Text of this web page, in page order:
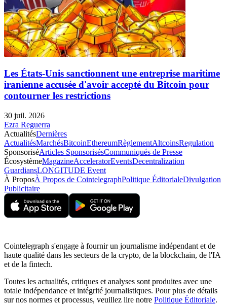
Les États-Unis sanctionnent une entreprise maritime
iranienne accusée d'avoir accepté du Bitcoin pour
contourner les restrictions
30 juil. 2026
Ezra Reguerra
ActualitésDernières
ActualitésMarchésBitcoinEthereumRèglementAltcoinsRegulation
SponsoriséArticles SponsorisésCommuniqués de Presse
ÉcosystèmeMagazineAcceleratorEventsDecentralization
GuardiansLONGITUDE Event
À ProposÀ Propos de CointelegraphPolitique ÉditorialeDivulgation
Publicitaire
Cointelegraph s'engage à fournir un journalisme indépendant et de
haute qualité dans les secteurs de la crypto, de la blockchain, de l'IA
et de la fintech.
Toutes les actualités, critiques et analyses sont produites avec une
totale indépendance et intégrité journalistiques. Pour plus de détails
sur nos normes et processus, veuillez lire notre Politique Éditoriale.